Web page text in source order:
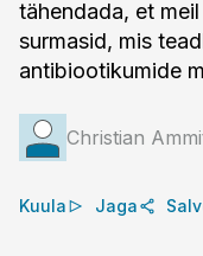
tähendada, et
surmasid, mis
antibiootikumide
Christian
Kuula Jaga